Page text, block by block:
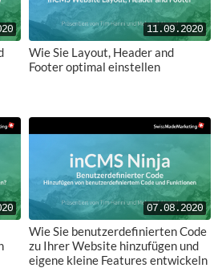
11.09.2020
Wie Sie Layout, Header and
Footer optimal einstellen
07.08.2020
Wie Sie benutzerdefinierten Code
zu Ihrer Website hinzufügen und
eigene kleine Features entwickeln